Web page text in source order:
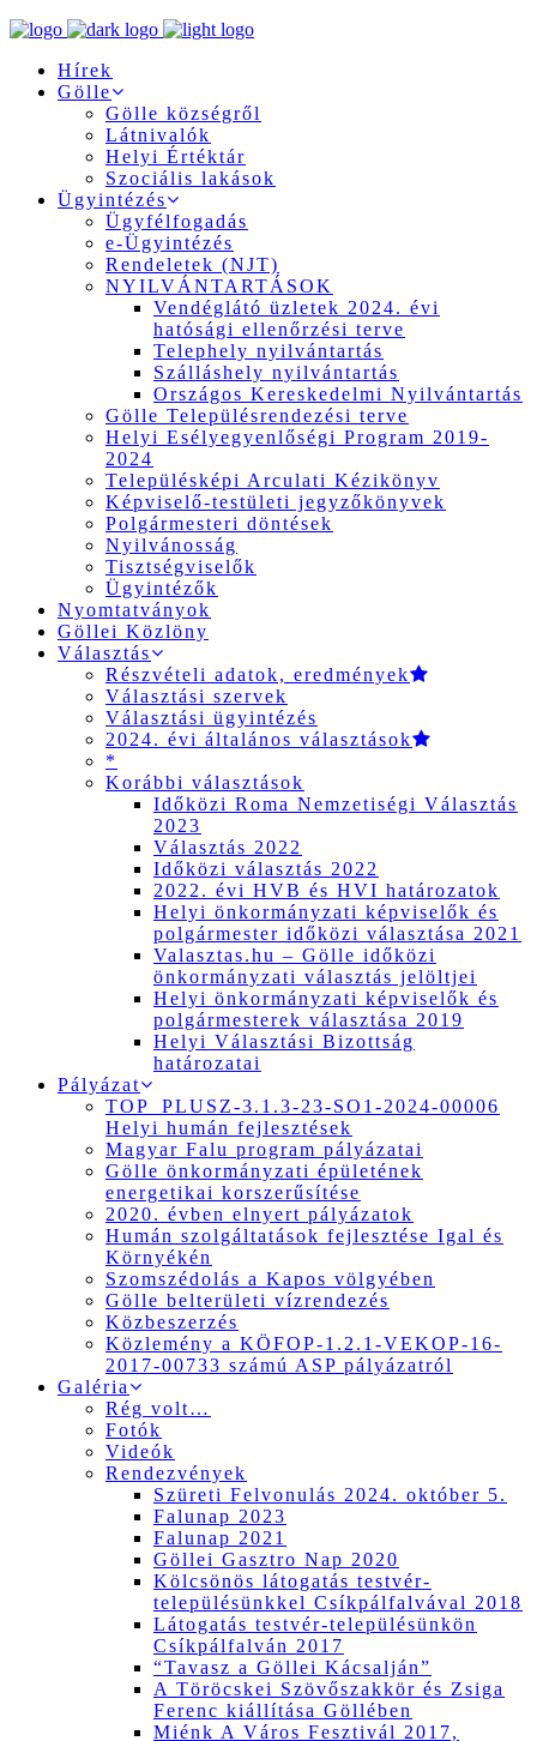
Hírek
Gölle
Gölle községről
Látnivalók
Helyi Értéktár
Szociális lakások
Ügyintézés
Ügyfélfogadás
e-Ügyintézés
Rendeletek (NJT)
NYILVÁNTARTÁSOK
Vendéglátó üzletek 2024. évi
hatósági ellenőrzési terve
Telephely nyilvántartás
Szálláshely nyilvántartás
Országos Kereskedelmi Nyilvántartás
Gölle Településrendezési terve
Helyi Esélyegyenlőségi Program 2019-
2024
Településképi Arculati Kézikönyv
Képviselő-testületi jegyzőkönyvek
Polgármesteri döntések
Nyilvánosság
Tisztségviselők
Ügyintézők
Nyomtatványok
Göllei Közlöny
Választás
Részvételi adatok, eredmények
Választási szervek
Választási ügyintézés
2024. évi általános választások
*
Korábbi választások
Időközi Roma Nemzetiségi Választás
2023
Választás 2022
Időközi választás 2022
2022. évi HVB és HVI határozatok
Helyi önkormányzati képviselők és
polgármester időközi választása 2021
Valasztas.hu – Gölle időközi
önkormányzati választás jelöltjei
Helyi önkormányzati képviselők és
polgármesterek választása 2019
Helyi Választási Bizottság
határozatai
Pályázat
TOP_PLUSZ-3.1.3-23-SO1-2024-00006
Helyi humán fejlesztések
Magyar Falu program pályázatai
Gölle önkormányzati épületének
energetikai korszerűsítése
2020. évben elnyert pályázatok
Humán szolgáltatások fejlesztése Igal és
Környékén
Szomszédolás a Kapos völgyében
Gölle belterületi vízrendezés
Közbeszerzés
Közlemény a KÖFOP-1.2.1-VEKOP-16-
2017-00733 számú ASP pályázatról
Galéria
Rég volt…
Fotók
Videók
Rendezvények
Szüreti Felvonulás 2024. október 5.
Falunap 2023
Falunap 2021
Göllei Gasztro Nap 2020
Kölcsönös látogatás testvér-
településünkkel Csíkpálfalvával 2018
Látogatás testvér-településünkön
Csíkpálfalván 2017
“Tavasz a Göllei Kácsalján”
A Töröcskei Szövőszakkör és Zsiga
Ferenc kiállítása Göllében
Miénk A Város Fesztivál 2017,